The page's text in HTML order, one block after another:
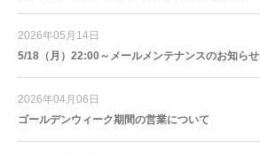
2026年05月14日
5/18（月）22:00～メールメンテナンスのお知らせ
2026年04月06日
ゴールデンウィーク期間の営業について